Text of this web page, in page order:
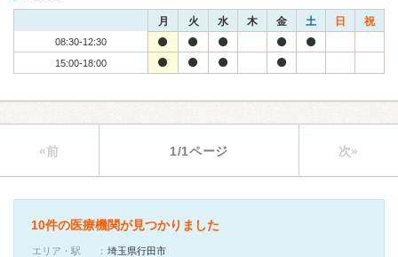
月 火 水 木 金 土 日 祝
08:30-12:30
15:00-18:00
«前 1/1ページ 次»
10件の医療機関が見つかりました
エリア・駅
埼玉県行田市